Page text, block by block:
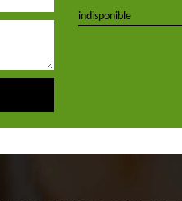
indisponible